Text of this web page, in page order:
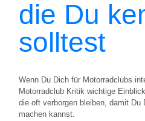
die Du
solltest
Wenn Du Dich für Motorradclubs
Motorradclub Kritik wichtige
die oft verborgen bleiben, damit Du
machen kannst.